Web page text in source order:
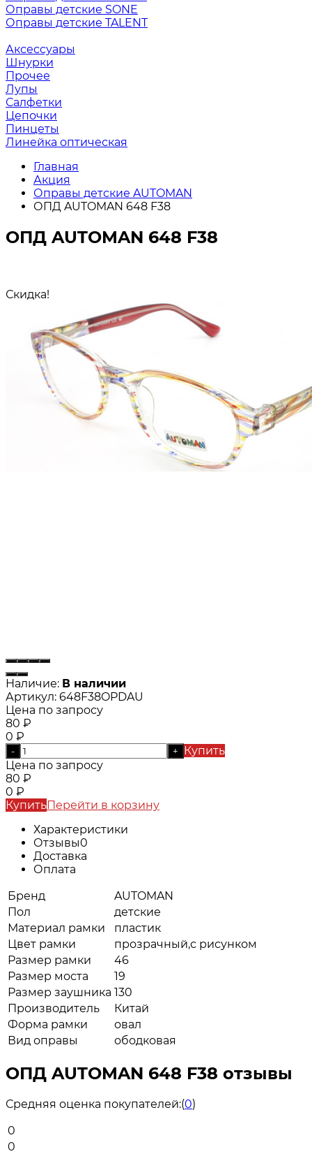
Оправы детские SONE
Оправы детские TALENT
Аксессуары
Шнурки
Прочее
Лупы
Салфетки
Цепочки
Пинцеты
Линейка оптическая
Главная
Акция
Оправы детские AUTOMAN
ОПД AUTOMAN 648 F38
ОПД AUTOMAN 648 F38
Скидка!
Наличие: В наличии
Артикул: 648F38OPDAU
Цена по запросу
80 ₽
0 ₽
- +
Купить
Цена по запросу
80 ₽
0 ₽
КупитьПерейти в корзину
Характеристики
Отзывы0
Доставка
Оплата
Бренд
AUTOMAN
Пол
детские
Материал рамки
пластик
Цвет рамки
прозрачный,с рисунком
Размер рамки
46
Размер моста
19
Размер заушника 130
Производитель
Китай
Форма рамки
овал
Вид оправы
ободковая
ОПД AUTOMAN 648 F38 отзывы
Средняя оценка покупателей:(0)
0
0